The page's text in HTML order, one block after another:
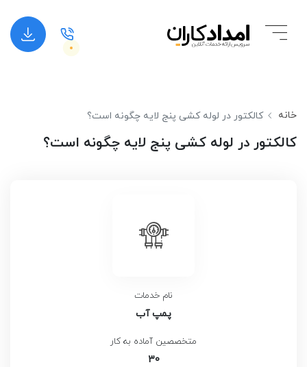
خانه کالکتور در لوله کشی پنج لایه چگونه است؟
کالکتور در لوله کشی پنج لایه چگونه است؟
نام خدمات
پمپ آب
متخصصین آماده به کار
30